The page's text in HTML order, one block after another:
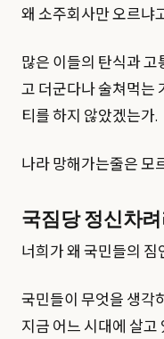
왜 소주회사만 오르냐
많은 이들의 탄식과
고 더군다나 술쳐먹는
티를 하지 않았겠는가.
나라 망해가는줄은 모
국짐당 정신차
너희가 왜 국민들의
국민들이 무엇을 생각
지금 어느 시대에 살